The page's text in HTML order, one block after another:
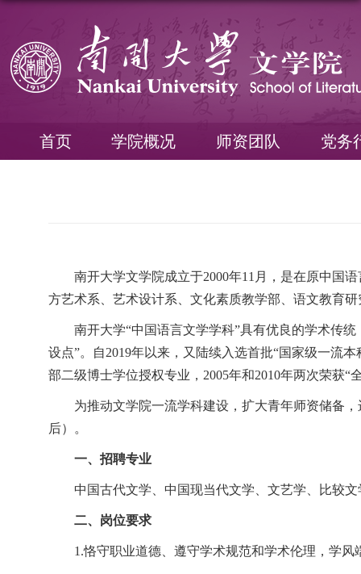
首页 学院概况 师资团队 党务
南开大学文学院成立于2000年11月，是在原中国
方艺术系、艺术设计系、文化素质教学部、语文教育
南开大学“中国语言文学学科”具有优良的学术传
设点”。自2019年以来，又陆续入选首批“国家级一流
部二级博士学位授权专业，2005年和2010年两次荣获“
为推动文学院一流学科建设，扩大青年师资储备
后）。
一、招聘专业
中国古代文学、中国现当代文学、文艺学、比较
二、岗位要求
1.恪守职业道德、遵守学术规范和学术伦理，学